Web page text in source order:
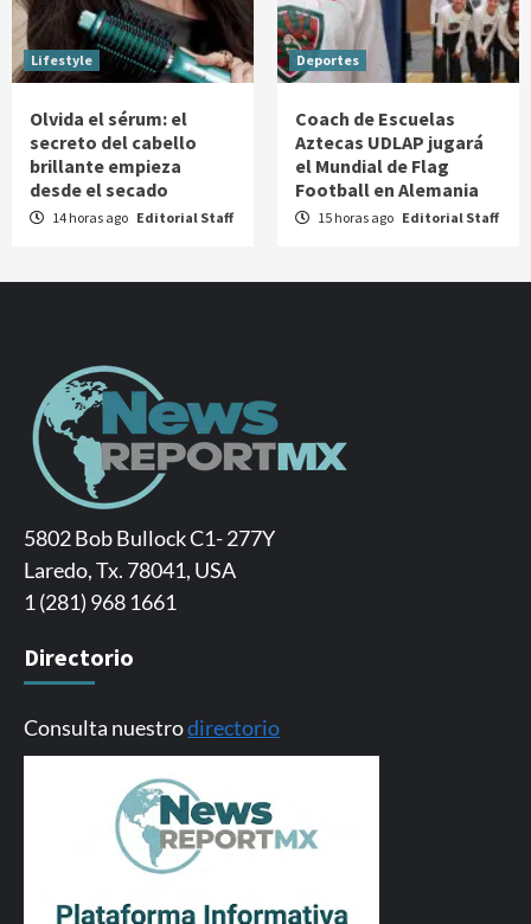
Lifestyle
Olvida el sérum: el
secreto del cabello
brillante empieza
desde el secado
14 horas ago Editorial Staff
Deportes
Coach de Escuelas
Aztecas UDLAP jugará
el Mundial de Flag
Football en Alemania
15 horas ago Editorial Staff
5802 Bob Bullock C1- 277Y
Laredo, Tx. 78041, USA
1 (281) 968 1661
Directorio
Consulta nuestrodirectorio